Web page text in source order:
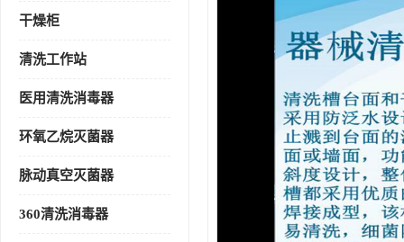
干燥柜
清洗工作站
医用清洗消毒器
环氧乙烷灭菌器
脉动真空灭菌器
360清洗消毒器